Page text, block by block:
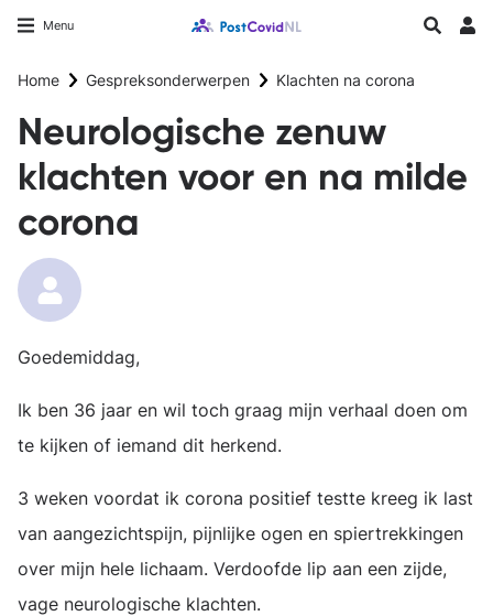
gaan
Menu Longfonds homepageZoeken
Home Gespreksonderwerpen Klachten na corona
Neurologische zenuw
klachten voor en na milde
corona
Goedemiddag,
Ik ben 36 jaar en wil toch graag mijn verhaal doen om
te kijken of iemand dit herkend.
3 weken voordat ik corona positief testte kreeg ik last
van aangezichtspijn, pijnlijke ogen en spiertrekkingen
over mijn hele lichaam. Verdoofde lip aan een zijde,
vage neurologische klachten.